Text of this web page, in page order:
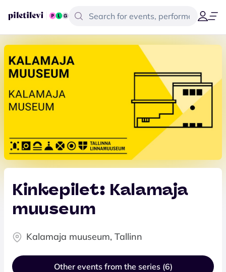
Kinkepilet: Kalamaja
muuseum
Kalamaja muuseum, Tallinn
Other events from the series (6)